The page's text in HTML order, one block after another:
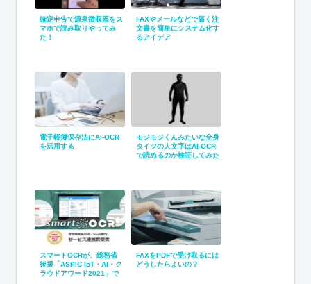
確定申告で源泉徴収票をス
マホで読み取りやってみ
た！
FAXやメールなどで届く注
文書を簡単にシステム化す
るアイデア
電子帳簿保存法にAI-OCR
を活用する
モジモジくんみたいな全身
タイツの人文字はAI-OCR
で読めるのか検証してみた
スマートOCRが、総務省
後援「ASPIC IoT・AI・ク
ラウドアワード2021」で
FAXをPDFで受け取るには
どうしたらよいの？